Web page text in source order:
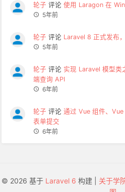
轮子 评论 使用 Laragon 在
5年前
轮子 评论 Laravel 8 正式发布
5年前
轮子 评论 实现 Laravel 模型类
端查询 API
6年前
轮子 评论 通过 Vue 组件、
表单提交
6年前
© 2026 基于 Laravel 6 构建 | 关于学